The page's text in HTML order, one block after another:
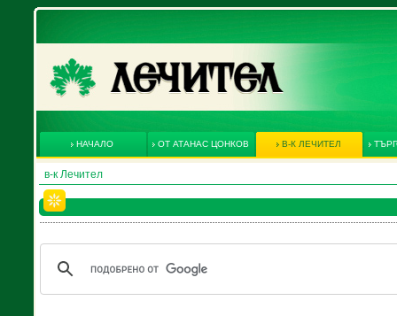
НАЧАЛО ОТ АТАНАС ЦОНКОВ В-К ЛЕЧИТЕЛ
в-к Лечител